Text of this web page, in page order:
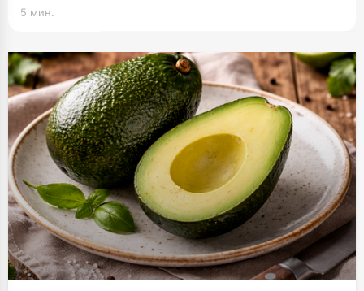
5 мин.